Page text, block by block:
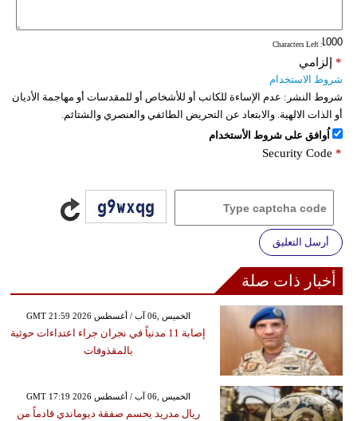
سيارات
: Characters Left
إلزامي *
شروط الاستخدام
شروط النشر: عدم الإساءة للكاتب أو للأشخاص أو للمقدسات أو مهاجمة الأديان
أو الذات الالهية. والابتعاد عن التحريض الطائفي والعنصري والشتائم.
اُوافق على شروط الأستخدام
Security Code *
أرسل التعليق
أخبار ذات صلة
GMT 21:59 2026 الخميس ,06 آب / أغسطس
إصابة 11 مدنياً في نجران جراء اعتداءات حوثية
بالمقذوفات
GMT 17:19 2026 الخميس ,06 آب / أغسطس
ريال مدريد يحسم صفقة ديوماندي قادماً من